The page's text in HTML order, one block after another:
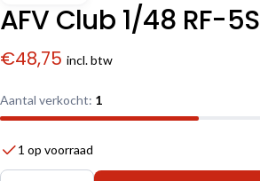
AFV Club 1/48 RF-5S
€48,75 incl. btw
Aantal verkocht: 1
1 op voorraad